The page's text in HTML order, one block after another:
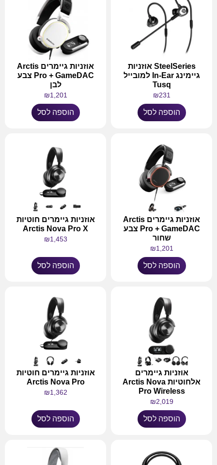
SteelSeries אוזניות
גיימינג In-Ear למובייל
Tusq
₪231
הוספה לסל
אוזניות גיימרים Arctis
Pro + GameDAC צבע
לבן
₪1,201
הוספה לסל
אוזניות גיימרים Arctis
Pro + GameDAC צבע
שחור
₪1,201
הוספה לסל
אוזניות גיימרים חוטיות
Arctis Nova Pro X
₪1,453
הוספה לסל
אוזניות גיימרים
אלחוטיות Arctis Nova
Pro Wireless
₪2,019
הוספה לסל
אוזניות גיימרים חוטיות
Arctis Nova Pro
₪1,362
הוספה לסל